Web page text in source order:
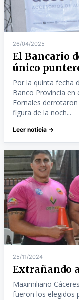
26/04/2025
El Bancario
único
Por la quinta fecha
Banco Provincia en
Fornales
figura de la noch...
Leer noticia →
25/11/2024
Extrañando
Maximiliano
fueron los elegidos